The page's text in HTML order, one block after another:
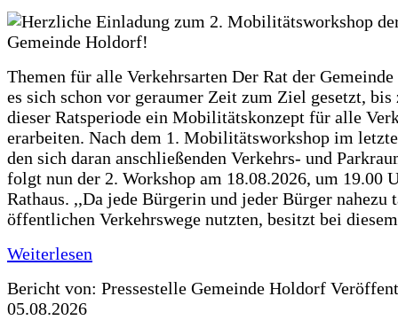
Themen für alle Verkehrsarten Der Rat der
es sich schon vor geraumer Zeit zum Ziel gesetzt, bis
dieser Ratsperiode ein Mobilitätskonzept für alle
erarbeiten. Nach dem 1. Mobilitätsworkshop im
den sich daran anschließenden Verkehrs- und
folgt nun der 2. Workshop am 18.08.2026, um 19.00
Rathaus. ,,Da jede Bürgerin und jeder Bürger nahezu
öffentlichen Verkehrswege nutzten, besitzt bei
Weiterlesen
Bericht von: Pressestelle Gemeinde Holdorf
05.08.2026